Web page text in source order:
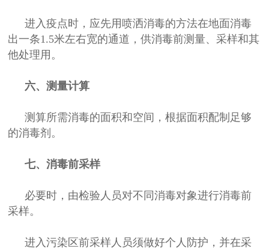
进入疫点时，应先用喷洒消毒的方法在地面消毒
出一条1.5米左右宽的通道，供消毒前测量、采样和其
他处理用。
六、测量计算
测算所需消毒的面积和空间，根据面积配制足够
的消毒剂。
七、消毒前采样
必要时，由检验人员对不同消毒对象进行消毒前
采样。
进入污染区前采样人员须做好个人防护，并在采